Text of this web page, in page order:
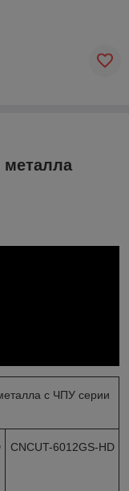
металла
с ЧПУ серии
CNCUT-6012GS-HD